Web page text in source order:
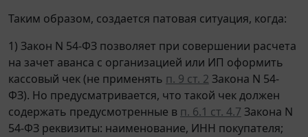
Таким образом, создается патовая ситуация, когда:
1) Закон N 54-ФЗ позволяет при совершении расчета
на зачет аванса с организацией или ИП оформить
кассовый чек (не применять п. 9 ст. 2 Закона N 54-
ФЗ). Но предусматривается, что такой чек должен
содержать предусмотренные в п. 6.1 ст. 4.7 Закона N
54-ФЗ реквизиты: наименование, ИНН покупателя;